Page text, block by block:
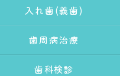
入れ歯(義歯)
歯周病治療
歯科検診